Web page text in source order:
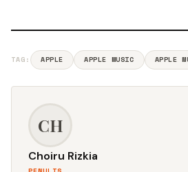
TAG: APPLE APPLE MUSIC APPLE
CH
Choiru Rizkia